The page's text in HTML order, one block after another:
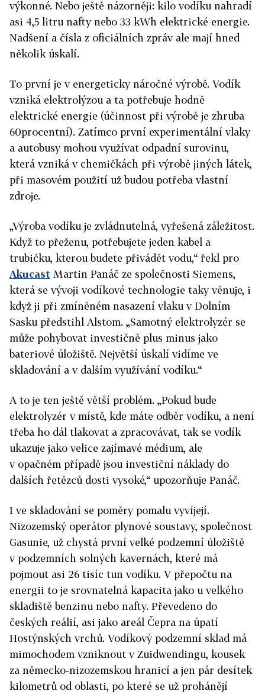
výkonné. Nebo ještě názorněji: kilo vodíku nahradí
asi 4,5 litru nafty nebo 33 kWh elektrické energie.
Nadšení a čísla z oficiálních zpráv ale mají hned
několik úskalí.
To první je v energeticky náročné výrobě. Vodík
vzniká elektrolýzou a ta potřebuje hodně
elektrické energie (účinnost při výrobě je zhruba
60procentní). Zatímco první experimentální vlaky
a autobusy mohou využívat odpadní surovinu,
která vzniká v chemičkách při výrobě jiných látek,
při masovém použití už budou potřeba vlastní
zdroje.
„Výroba vodíku je zvládnutelná, vyřešená záležitost.
Když to přeženu, potřebujete jeden kabel a
trubičku, kterou budete přivádět vodu,“ řekl pro
Akucast Martin Panáč ze společnosti Siemens,
která se vývoji vodíkové technologie taky věnuje, i
když ji při zmíněném nasazení vlaku v Dolním
Sasku předstihl Alstom. „Samotný elektrolyzér se
může pohybovat investičně plus minus jako
bateriové úložiště. Největší úskalí vidíme ve
skladování a v dalším využívání vodíku.“
A to je ten ještě větší problém. „Pokud bude
elektrolyzér v místě, kde máte odběr vodíku, a není
třeba ho dál tlakovat a zpracovávat, tak se vodík
ukazuje jako velice zajímavé médium, ale
v opačném případě jsou investiční náklady do
dalších řetězců dosti vysoké,“ upozorňuje Panáč.
I ve skladování se poměry pomalu vyvíjejí.
Nizozemský operátor plynové soustavy, společnost
Gasunie, už chystá první velké podzemní úložiště
v podzemních solných kavernách, které má
pojmout asi 26 tisíc tun vodíku. V přepočtu na
energii to je srovnatelná kapacita jako u velkého
skladiště benzinu nebo nafty. Převedeno do
českých reálií, asi jako areál Čepra na úpatí
Hostýnských vrchů. Vodíkový podzemní sklad má
mimochodem vzniknout v Zuidwendingu, kousek
za německo-nizozemskou hranicí a jen pár desítek
kilometrů od oblasti, po které se už prohánějí